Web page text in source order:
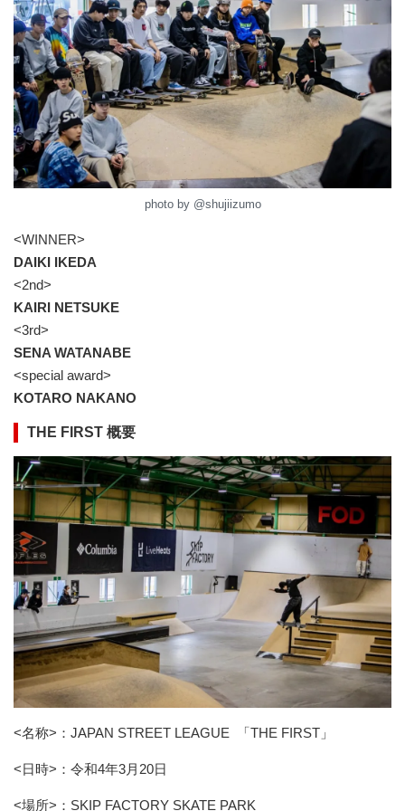
photo by @shujiizumo
<WINNER>
DAIKI IKEDA
<2nd>
KAIRI NETSUKE
<3rd>
SENA WATANABE
<special award>
KOTARO NAKANO
THE FIRST 概要
<名称>：JAPAN STREET LEAGUE 「THE FIRST」
<日時>：令和4年3月20日
<場所>：SKIP FACTORY SKATE PARK